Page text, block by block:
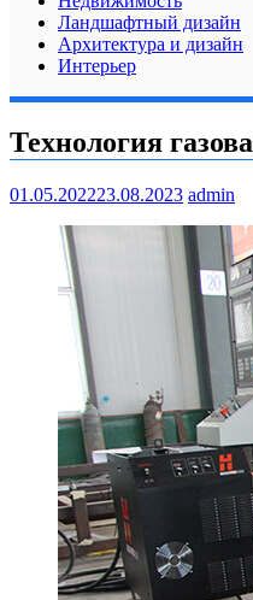
Ландшафтный дизайн
Архитектура и дизайн
Интерьер
Технология
01.05.202223.08.2023 admin